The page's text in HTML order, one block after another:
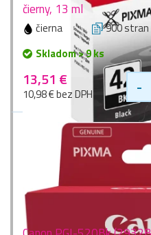
čierny, 13 ml
čierna 900 stran
Skladom > 9 ks
13,51 €
10,98 € bez DPH -